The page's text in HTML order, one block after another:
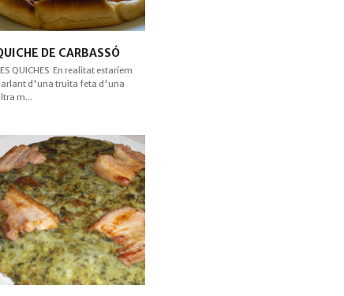
DE CARBASSÓ
QUICHES En realitat estaríem
d'una truita feta d'una
m...